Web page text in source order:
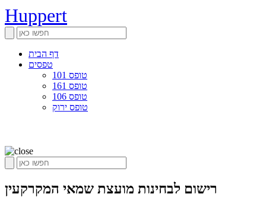
Huppert
דף הבית
טפסים
טופס 101
טופס 161
טופס 106
טופס ירוק
רישום לבחינות מועצת שמאי המקרקעין